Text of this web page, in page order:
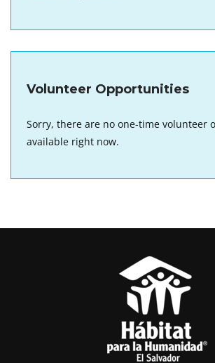
Volunteer Opportunities
Sorry, there are no one-time volunteer
available right now.